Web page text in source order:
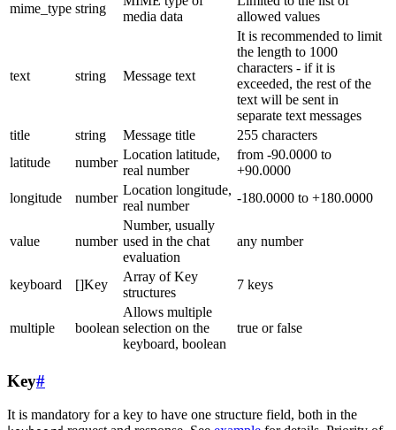
mime_type string
media data
allowed values
text string Message text
It is recommended to limit
the length to 1000
characters - if it is
exceeded, the rest of the
text will be sent in
separate text messages
title
string Message title
255 characters
latitude
number
Location latitude,
real number
from -90.0000 to
+90.0000
longitude
number
Location longitude,
real number
-180.0000 to +180.0000
value number
Number, usually
used in the chat
evaluation
any number
keyboard []Key
Array of Key
structures
7 keys
multiple boolean
Allows multiple
selection on the
keyboard, boolean
true or false
Key#
It is mandatory for a key to have one structure field, both in the